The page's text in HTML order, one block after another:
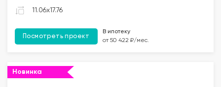
11.06x17.76
Посмотреть проект
В ипотеку
от 50 422 ₽/мес.
Новинка